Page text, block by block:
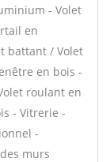
- Volet
en
battant / Volet
en bois -
roulant en
- Vitrerie -
-
murs